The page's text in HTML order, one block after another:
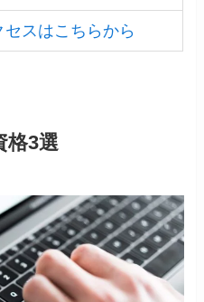
セスはこちらから
格3選